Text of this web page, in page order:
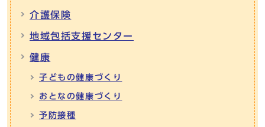
介護保険
地域包括支援センター
健康
子どもの健康づくり
おとなの健康づくり
予防接種